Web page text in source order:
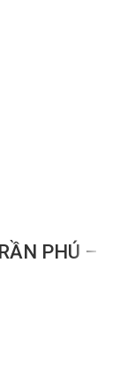
PHÚ –